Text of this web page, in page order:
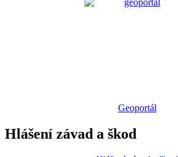
Geoportál
Hlášení závad a škod